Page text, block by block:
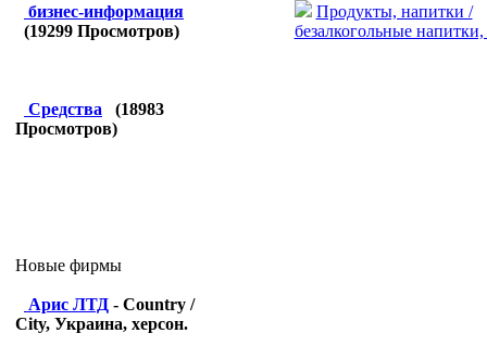
бизнес-информация
(19299 Просмотров)
Средства (18983
Просмотров)
Новые фирмы
Арис ЛТД - Country /
City, Украина, херсон.
Продукты, напитки /
безалкогольные